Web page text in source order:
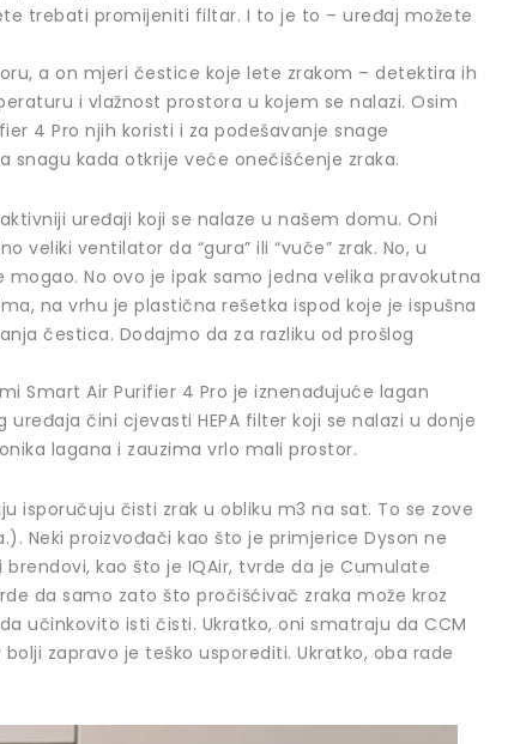
trebati promijeniti filtar. I to je to – uređaj možete
a on mjeri čestice koje lete zrakom – detektira ih
i vlažnost prostora u kojem se nalazi. Osim
4 Pro njih koristi i za podešavanje snage
kada otkrije veće onečišćenje zraka.
uređaji koji se nalaze u našem domu. Oni
veliki ventilator da “gura” ili “vuče” zrak. No, u
No ovo je ipak samo jedna velika pravokutna
na vrhu je plastična rešetka ispod koje je ispušna
čestica. Dodajmo da za razliku od prošlog
Smart Air Purifier 4 Pro je iznenađujuće lagan
čini cjevasti HEPA filter koji se nalazi u donje
lagana i zauzima vrlo mali prostor.
isporučuju čisti zrak u obliku m3 na sat. To se zove
Neki proizvođači kao što je primjerice Dyson ne
kao što je IQAir, tvrde da je Cumulate
da samo zato što pročišćivač zraka može kroz
učinkovito isti čisti. Ukratko, oni smatraju da CCM
zapravo je teško usporediti. Ukratko, oba rade